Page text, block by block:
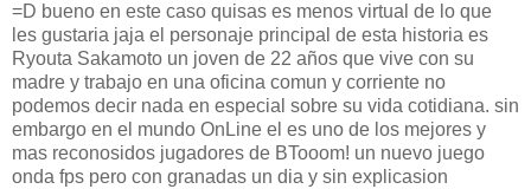
=D bueno en este caso quisas es menos virtual de lo que
les gustaria jaja el personaje principal de esta historia es
Ryouta Sakamoto un joven de 22 años que vive con su
madre y trabajo en una oficina comun y corriente no
podemos decir nada en especial sobre su vida cotidiana. sin
embargo en el mundo OnLine el es uno de los mejores y
mas reconosidos jugadores de BTooom! un nuevo juego
onda fps pero con granadas un dia y sin explicasion